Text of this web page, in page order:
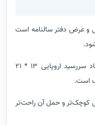
و عرض دفتر سالنامه است
ابعاد سررسید اروپایی 13 * 21
است.
کوچک‌تر و حمل آن راحت‌تر